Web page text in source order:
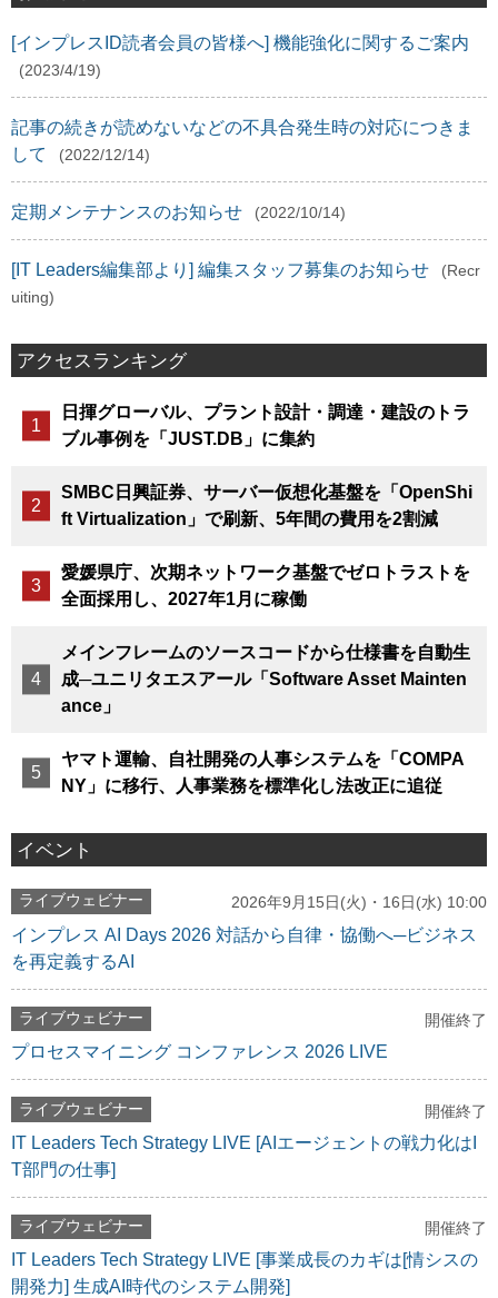
[インプレスID読者会員の皆様へ] 機能強化に関するご案内
(2023/4/19)
記事の続きが読めないなどの不具合発生時の対応につきま
して
(2022/12/14)
定期メンテナンスのお知らせ (2022/10/14)
[IT Leaders編集部より] 編集スタッフ募集のお知らせ
(Recr
uiting)
アクセスランキング
日揮グローバル、プラント設計・調達・建設のトラ
ブル事例を「JUST.DB」に集約
SMBC日興証券、サーバー仮想化基盤を「OpenShi
ft Virtualization」で刷新、5年間の費用を2割減
愛媛県庁、次期ネットワーク基盤でゼロトラストを
全面採用し、2027年1月に稼働
メインフレームのソースコードから仕様書を自動生
成─ユニリタエスアール「Software Asset Mainten
ance」
ヤマト運輸、自社開発の人事システムを「COMPA
NY」に移行、人事業務を標準化し法改正に追従
イベント
ライブウェビナー 2026年9月15日(火)・16日(水) 10:00
インプレス AI Days 2026 対話から自律・協働へ─ビジネス
を再定義するAI
ライブウェビナー 開催終了
プロセスマイニング コンファレンス 2026 LIVE
ライブウェビナー 開催終了
IT Leaders Tech Strategy LIVE [AIエージェントの戦力化はI
T部門の仕事]
ライブウェビナー 開催終了
IT Leaders Tech Strategy LIVE [事業成長のカギは[情シスの
開発力] 生成AI時代のシステム開発]